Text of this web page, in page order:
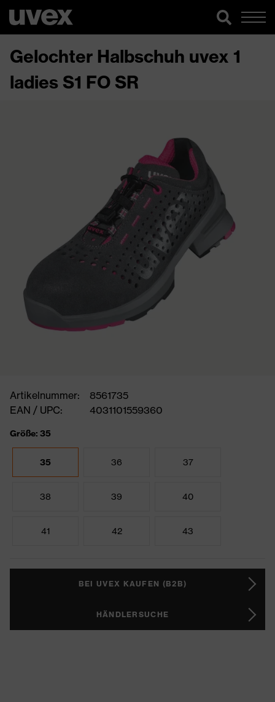
Gelochter Halbschuh uvex 1
ladies S1 FO SR
Artikelnummer:
8561735
EAN / UPC:
4031101559360
Größe: 35
35 36 37
38 39 40
41 42 43
BEI UVEX KAUFEN (B2B)
HÄNDLERSUCHE